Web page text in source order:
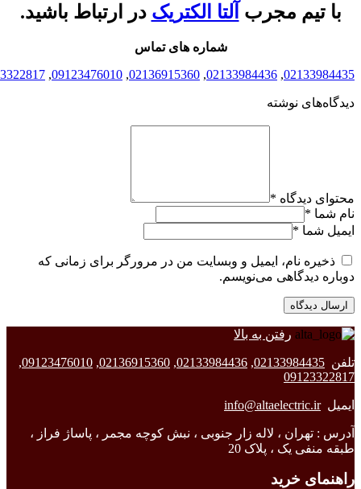
با تیم مجرب آلتا الکتریک در ارتباط باشید.
شماره های تماس
02133984435
,
02133984436
,
02136915360
,
09123476010
,
دیدگاه‌های نوشته
محتوای دیدگاه *
نام شما *
ایمیل شما *
ذخیره نام، ایمیل و وبسایت من در مرورگر برای زمانی که
دوباره دیدگاهی می‌نویسم.
رفتن به بالا
تلفن 02133984435
,
02133984436
,
02136915360
,
09123476010
,
09123322817
ایمیلinfo@altaelectric.ir
آدرس : تهران ، لاله زار جنوبی ، نبش کوچه مجمر ، پاساژ فراز ،
طبقه منفی یک ، پلاک 20
راهنمای خرید